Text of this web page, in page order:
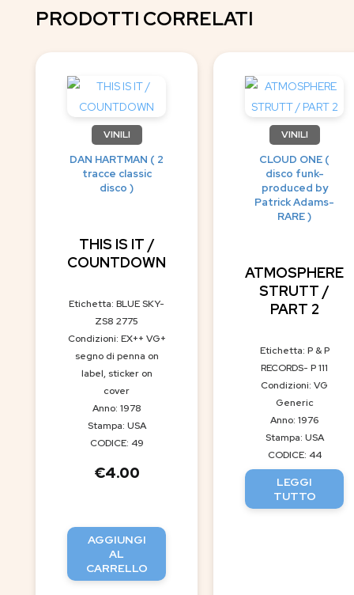
PRODOTTI CORRELATI
VINILI
DAN HARTMAN ( 2
tracce classic
disco )
THIS IS IT /
COUNTDOWN
Etichetta: BLUE SKY-
ZS8 2775
Condizioni: EX++ VG+
segno di penna on
label, sticker on
cover
Anno: 1978
Stampa: USA
CODICE: 49
€4.00
AGGIUNGI
AL
CARRELLO
VINILI
CLOUD ONE (
disco funk-
produced by
Patrick Adams-
RARE )
ATMOSPHERE
STRUTT /
PART 2
Etichetta: P & P
RECORDS- P 111
Condizioni: VG
Generic
Anno: 1976
Stampa: USA
CODICE: 44
LEGGI
TUTTO